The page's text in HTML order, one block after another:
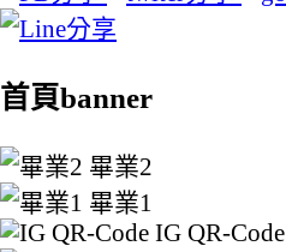
首頁banner
畢業2
畢業1
IG QR-Code